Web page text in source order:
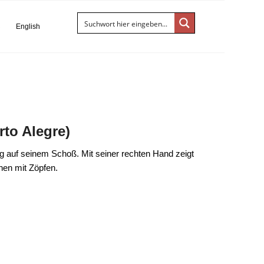
English
Alegre)
auf seinem Schoß. Mit seiner rechten Hand zeigt
mit Zöpfen.